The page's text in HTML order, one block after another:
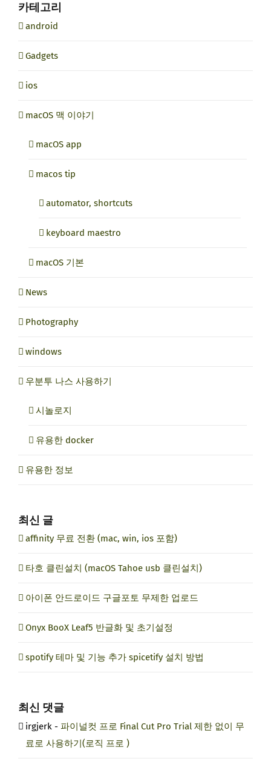
카테고리
android
Gadgets
ios
macOS 맥 이야기
macOS app
macos tip
automator, shortcuts
keyboard maestro
macOS 기본
News
Photography
windows
우분투 나스 사용하기
시놀로지
유용한 docker
유용한 정보
최신 글
affinity 무료 전환 (mac, win, ios 포함)
타호 클린설치 (macOS Tahoe usb 클린설치)
아이폰 안드로이드 구글포토 무제한 업로드
Onyx BooX Leaf5 반글화 및 초기설정
spotify 테마 및 기능 추가 spicetify 설치 방법
최신 댓글
irgjerk - 파이널컷 프로 Final Cut Pro Trial 제한 없이 무
료로 사용하기(로직 프로 )